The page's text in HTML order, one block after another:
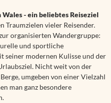
- ein beliebtes Reiseziel
Traumzielen vieler Reisender.
organisierten Wandergruppe:
und sportliche
seiner modernen Kulisse und der
Nicht weit von der
umgeben von einer Vielzahl
man ganz besondere